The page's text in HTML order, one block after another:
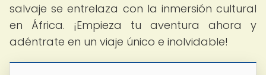
salvaje se entrelaza con la inmersión cultural
en África. ¡Empieza tu aventura ahora y
adéntrate en un viaje único e inolvidable!